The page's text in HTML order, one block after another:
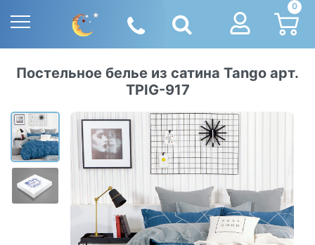
0
Постельное белье из сатина Tango арт.
TPIG-917